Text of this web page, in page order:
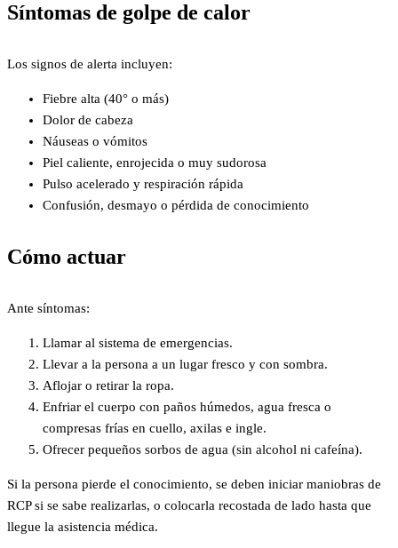
Síntomas de golpe de calor
Los signos de alerta incluyen:
Fiebre alta (40° o más)
Dolor de cabeza
Náuseas o vómitos
Piel caliente, enrojecida o muy sudorosa
Pulso acelerado y respiración rápida
Confusión, desmayo o pérdida de conocimiento
Cómo actuar
Ante síntomas:
Llamar al sistema de emergencias.
Llevar a la persona a un lugar fresco y con sombra.
Aflojar o retirar la ropa.
Enfriar el cuerpo con paños húmedos, agua fresca o
compresas frías en cuello, axilas e ingle.
Ofrecer pequeños sorbos de agua (sin alcohol ni cafeína).
Si la persona pierde el conocimiento, se deben iniciar maniobras de
RCP si se sabe realizarlas, o colocarla recostada de lado hasta que
llegue la asistencia médica.